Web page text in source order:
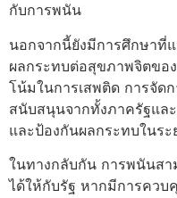
กับการพนัน
นอกจากนี้ยังมีการศึกษาที่
ผลกระทบต่อสุขภาพจิตขอ
โน้มในการเสพติด การจัด
สนับสนุนจากทั้งภาครัฐแล
และป้องกันผลกระทบในระ
ในทางกลับกัน การพนันสา
ได้ให้กับรัฐ หากมีการควบ